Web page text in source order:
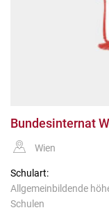
Bundesinternat
Wien
Schulart:
Allgemeinbildende
Schulen